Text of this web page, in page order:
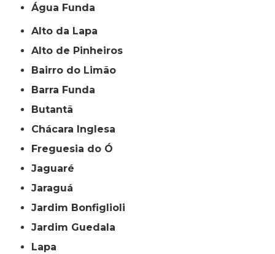
Água Funda
Alto da Lapa
Alto de Pinheiros
Bairro do Limão
Barra Funda
Butantã
Chácara Inglesa
Freguesia do Ó
Jaguaré
Jaraguá
Jardim Bonfiglioli
Jardim Guedala
Lapa